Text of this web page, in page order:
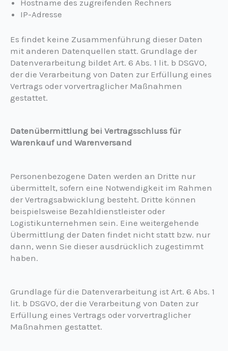
Hostname des zugreifenden Rechners
IP-Adresse
Es findet keine Zusammenführung dieser Daten
mit anderen Datenquellen statt. Grundlage der
Datenverarbeitung bildet Art. 6 Abs. 1 lit. b DSGVO,
der die Verarbeitung von Daten zur Erfüllung eines
Vertrags oder vorvertraglicher Maßnahmen
gestattet.
Datenübermittlung bei Vertragsschluss für
Warenkauf und Warenversand
Personenbezogene Daten werden an Dritte nur
übermittelt, sofern eine Notwendigkeit im Rahmen
der Vertragsabwicklung besteht. Dritte können
beispielsweise Bezahldienstleister oder
Logistikunternehmen sein. Eine weitergehende
Übermittlung der Daten findet nicht statt bzw. nur
dann, wenn Sie dieser ausdrücklich zugestimmt
haben.
Grundlage für die Datenverarbeitung ist Art. 6 Abs. 1
lit. b DSGVO, der die Verarbeitung von Daten zur
Erfüllung eines Vertrags oder vorvertraglicher
Maßnahmen gestattet.